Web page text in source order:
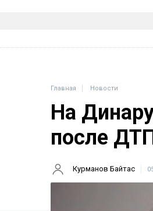
Главная Новости
На
после
Курманов Байтас